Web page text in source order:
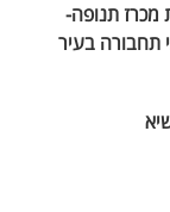
תנופה-
תחבורה בעיר